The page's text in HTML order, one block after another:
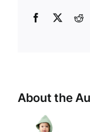
Facebook
X
About the